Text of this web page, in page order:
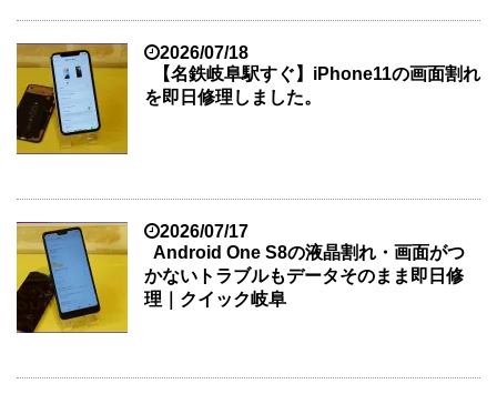
2026/07/18
【名鉄岐阜駅すぐ】iPhone11の画面割れ
を即日修理しました。
2026/07/17
Android One S8の液晶割れ・画面がつ
かないトラブルもデータそのまま即日修
理｜クイック岐阜